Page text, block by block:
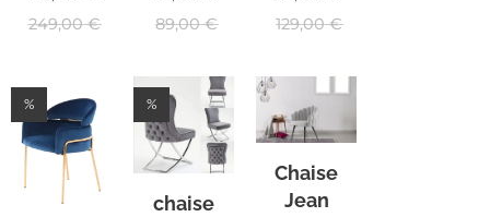
249,00€ 89,00€ 129,00€
%
chaise
%
Chaise
Jean